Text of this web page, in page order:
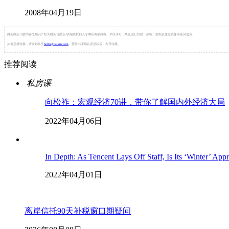
2008年04月19日
财新网所刊载内容之知识产权为财新传媒及/或相关权利人专属所有或持有。未经许可，禁止进行转载、摘编、复制及建立镜像等任何使用。
如有意愿转载，请发邮件至 hello@caixin.com ，获得书面确认及授权后，方可转载。
推荐阅读
私房课
向松祚：宏观经济70讲，带你了解国内外经济大局
2022年04月06日
In Depth: As Tencent Lays Off Staff, Is Its ‘Winter’
2022年04月01日
离岸信托90天补税窗口期疑问